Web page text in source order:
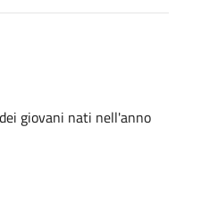
giovani nati nell'anno